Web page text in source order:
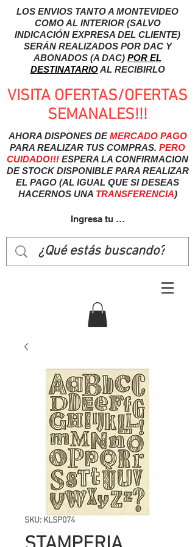
LOS ENVIOS TANTO A MONTEVIDEO
COMO AL INTERIOR (SALVO
INDICACIÓN EXPRESA DEL CLIENTE)
SERÁN REALIZADOS POR DAC Y
ABONADOS (A DAC) POR EL
DESTINATARIOAL RECIBIRLO
VISITA OFERTAS/OFERTAS
SEMANALES!!!
AHORA DISPONES DEMERCADO PAGO
PARA REALIZAR TUS COMPRAS. PERO
CUIDADO!!! ESPERA LA CONFIRMACION
DE STOCK DISPONIBLE PARA REALIZAR
EL PAGO (AL IGUAL QUE SI DESEAS
HACERNOS UNA TRANSFERENCIA)
Ingresa tu usuairo
SKU: KLSP074